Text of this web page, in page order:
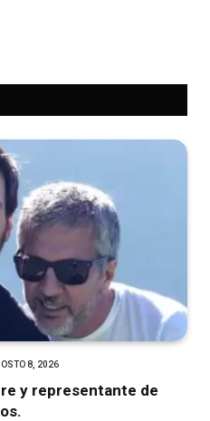
8, 2026
y representante de